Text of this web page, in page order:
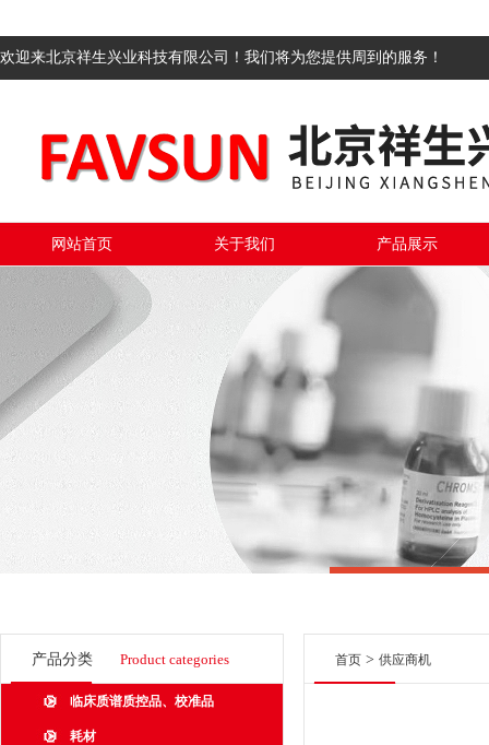
欢迎来北京祥生兴业科技有限公司！我们将为您提供周到的服务！
网站首页 关于我们 产品展示
产品分类 Product categories
临床质谱质控品、校准品
耗材
首页 > 供应商机